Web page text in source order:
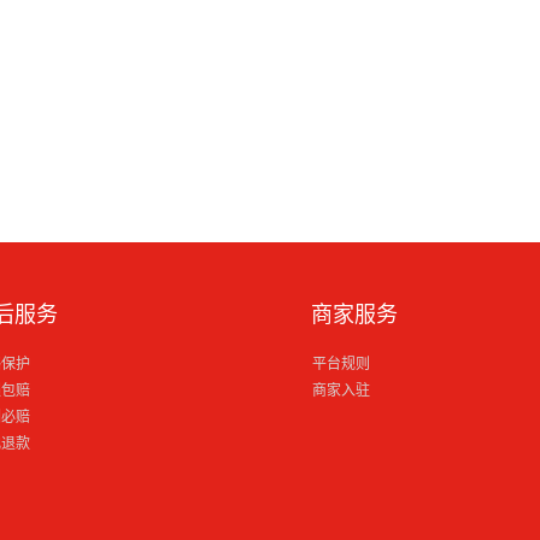
服务
护
赔
赔
款
商家服务
平台规则
商家入驻